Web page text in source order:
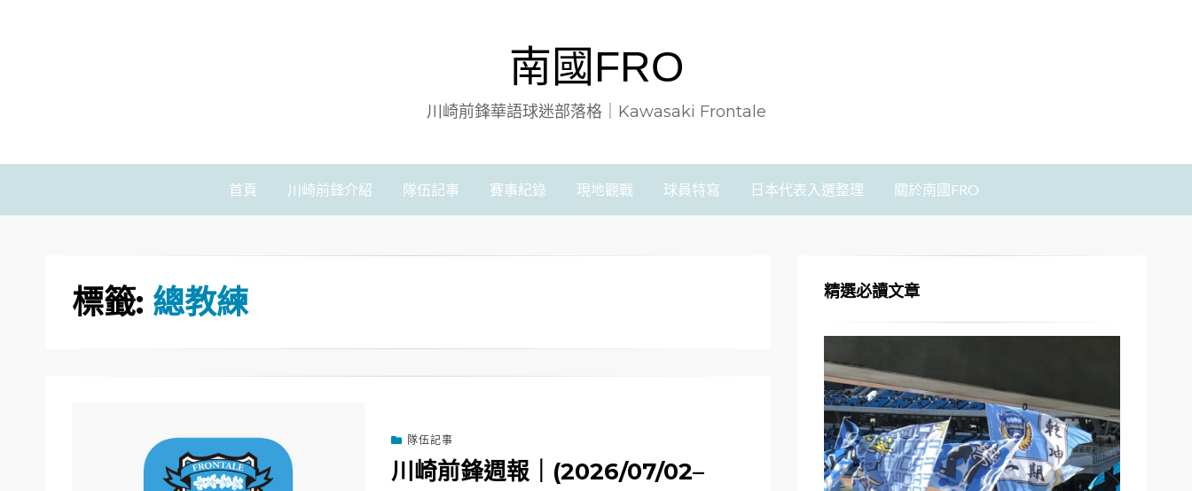
南國FRO
川崎前鋒華語球迷部落格｜Kawasaki Frontale
首頁 川崎前鋒介紹 隊伍記事 賽事紀錄 現地觀戰 球員特寫 日本代表入選整理 關於南國FRO
標籤: 總教練
隊伍記事
川崎前鋒週報｜(2026/07/02–
精選必讀文章